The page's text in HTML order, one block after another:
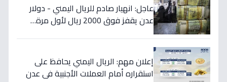
عاجل: انهيار صادم للريال اليمني - دولار
عدن يقفز فوق 2000 ريال لأول مرة…
إعلان مهم: الريال اليمني يحافظ على
استقراره أمام العملات الأجنبية في عدن